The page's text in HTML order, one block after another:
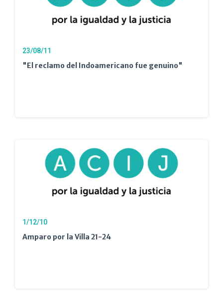
23/08/11
"El reclamo del Indoamericano fue genuino"
1/12/10
Amparo por la Villa 21-24